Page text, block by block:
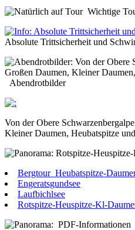
Wichtige
Absolute Trittsicherheit und
Abendrotbilder
Von der Obere
Kleiner Daumen, Heubatspitze
Bergtour_Heubatspitze-
Engeratsgundsee
Laufbichlsee
Rotspitze-Heuspitze-Kl-
PDF-Informationen